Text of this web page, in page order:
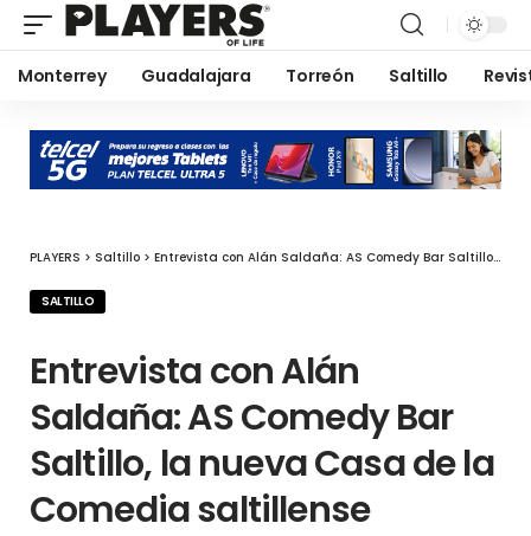
Monterrey Guadalajara Torreón Saltillo
PLAYERS > Saltillo > Entrevista con Alán Saldaña: AS Comedy Bar Saltillo, la nueva Casa de la Comedia saltillense
SALTILLO
Entrevista con Alán
Saldaña: AS Comedy Bar
Saltillo, la nueva Casa de la
Comedia saltillense